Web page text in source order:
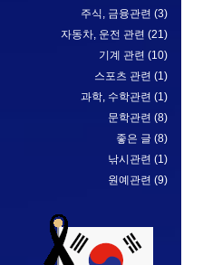
주식, 금융관련 (3)
자동차, 운전 관련 (21)
기계 관련 (10)
스포츠 관련 (1)
과학, 수학관련 (1)
문학관련 (8)
좋은 글 (8)
낚시관련 (1)
원예관련 (9)